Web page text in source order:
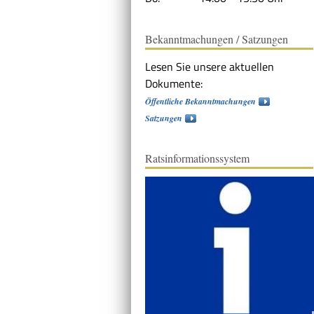
Bekanntmachungen / Satzungen
Lesen Sie unsere aktuellen
Dokumente:
Öffentliche Bekanntmachungen
Satzungen
Ratsinformationssystem